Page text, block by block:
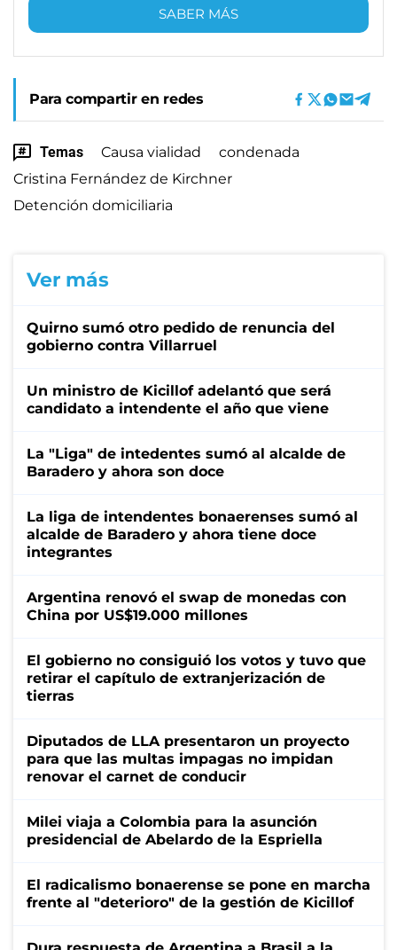
SABER MÁS
Para compartir en redes
Temas Causa vialidad
condenada
Cristina Fernández de Kirchner
Detención domiciliaria
Ver más
Quirno sumó otro pedido de renuncia del
gobierno contra Villarruel
Un ministro de Kicillof adelantó que será
candidato a intendente el año que viene
La "Liga" de intedentes sumó al alcalde de
Baradero y ahora son doce
La liga de intendentes bonaerenses sumó al
alcalde de Baradero y ahora tiene doce
integrantes
Argentina renovó el swap de monedas con
China por US$19.000 millones
El gobierno no consiguió los votos y tuvo que
retirar el capítulo de extranjerización de
tierras
Diputados de LLA presentaron un proyecto
para que las multas impagas no impidan
renovar el carnet de conducir
Milei viaja a Colombia para la asunción
presidencial de Abelardo de la Espriella
El radicalismo bonaerense se pone en marcha
frente al "deterioro" de la gestión de Kicillof